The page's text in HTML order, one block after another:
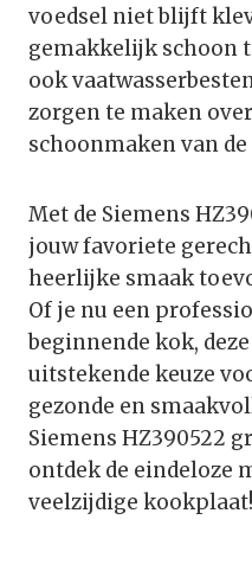
voedsel niet blijft
gemakkelijk schoon
ook
zorgen te maken
schoonmaken van
Met de Siemens
jouw favoriete
heerlijke smaak
Of je nu een
beginnende kok,
uitstekende keuze
gezonde en
Siemens HZ390522
ontdek de eindeloze
veelzijdige kookplaat!